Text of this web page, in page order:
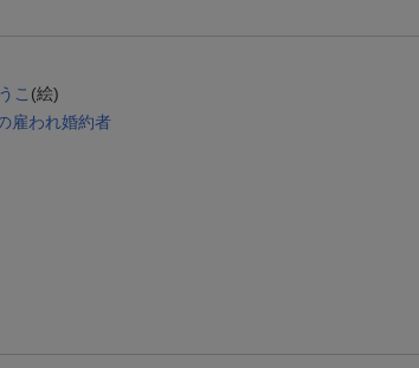
こ (絵)
雇われ婚約者